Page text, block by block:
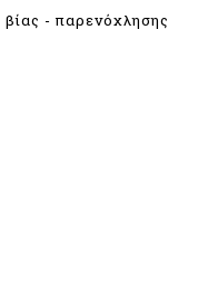
- παρενόχλησης